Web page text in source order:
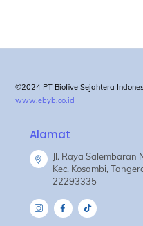
©2024 PT Biofive Sejahtera
www.ebyb.co.id
Alamat
Jl. Raya Salembaran
Kec. Kosambi,
22293335